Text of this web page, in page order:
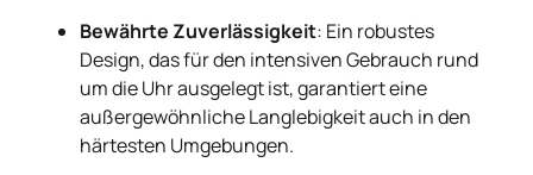
Bewährte Zuverlässigkeit: Ein robustes
Design, das für den intensiven Gebrauch rund
um die Uhr ausgelegt ist, garantiert eine
außergewöhnliche Langlebigkeit auch in den
härtesten Umgebungen.